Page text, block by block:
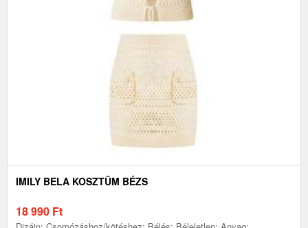
IMILY BELA KOSZTÜM BÉZS
18 990 Ft